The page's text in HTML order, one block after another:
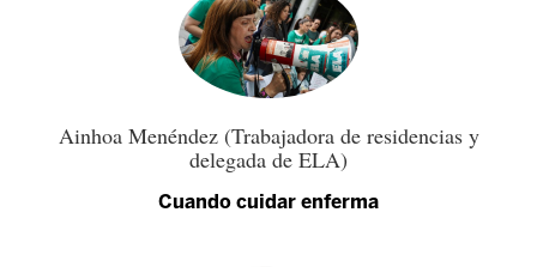
Ainhoa Menéndez (Trabajadora de residencias y
delegada de ELA)
Cuando cuidar enferma